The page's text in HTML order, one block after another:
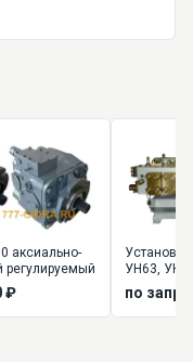
аксиально-
регулируемый
₽
УН63,
по